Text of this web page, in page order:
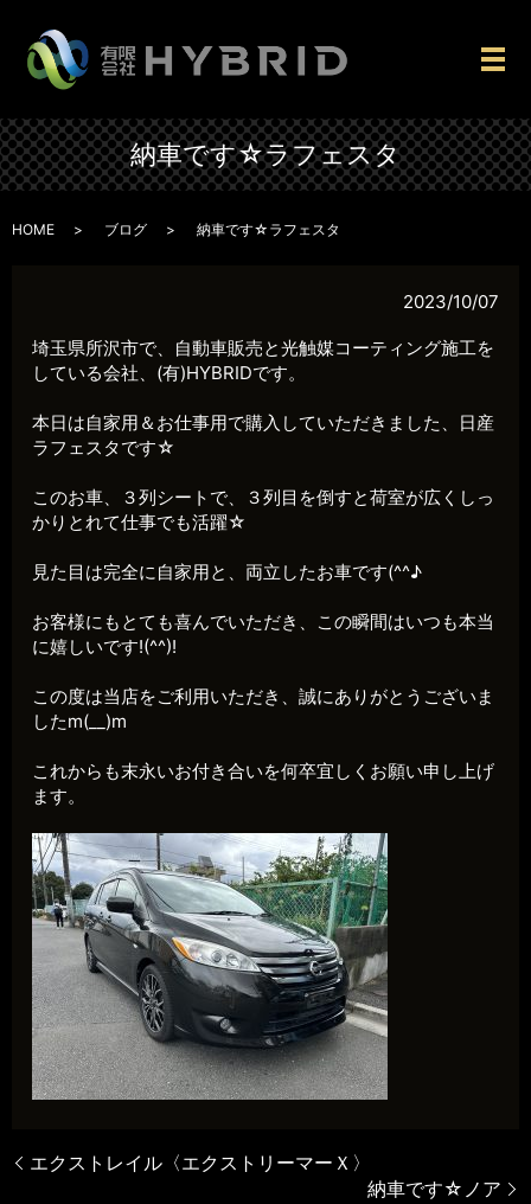
メ
納車です☆ラフェスタ
HOME ブログ 納車です☆ラフェスタ
2023/10/07
埼玉県所沢市で、自動車販売と光触媒コーティング施工を
している会社、(有)HYBRIDです。
本日は自家用＆お仕事用で購入していただきました、日産
ラフェスタです☆
このお車、３列シートで、３列目を倒すと荷室が広くしっ
かりとれて仕事でも活躍☆
見た目は完全に自家用と、両立したお車です(^^♪
お客様にもとても喜んでいただき、この瞬間はいつも本当
に嬉しいです!(^^)!
この度は当店をご利用いただき、誠にありがとうございま
したm(__)m
これからも末永いお付き合いを何卒宜しくお願い申し上げ
ます。
エクストレイル〈エクストリーマーＸ〉
納車です☆ノア